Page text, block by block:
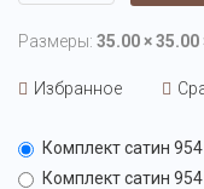
Размеры: 35.00 × 35.00
Избранное
Комплект сатин 954
Комплект сатин